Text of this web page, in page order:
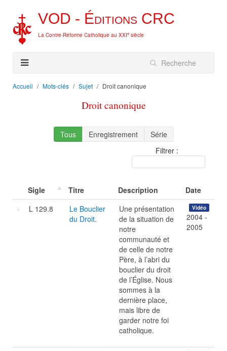
VOD - Éditions CRC
La Contre-Réforme Catholique au XXIe siècle
Accueil Mots-clés Sujet Droit canonique
Droit canonique
Tous Enregistrement
Série
Filtrer :
Sigle Titre Description
Date
L 129.8
Le Bouclier
du Droit.
Une présentation
de la situation de
notre
communauté et
de celle de notre
Père, à l’abri du
bouclier du droit
de l’Église. Nous
sommes à la
dernière place,
mais libre de
garder notre foi
catholique.
Vidéo
2004 -
2005